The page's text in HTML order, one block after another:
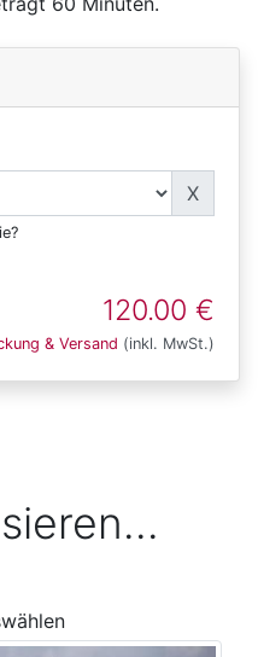
X
120.00 €
& Versand (inkl. MwSt.)